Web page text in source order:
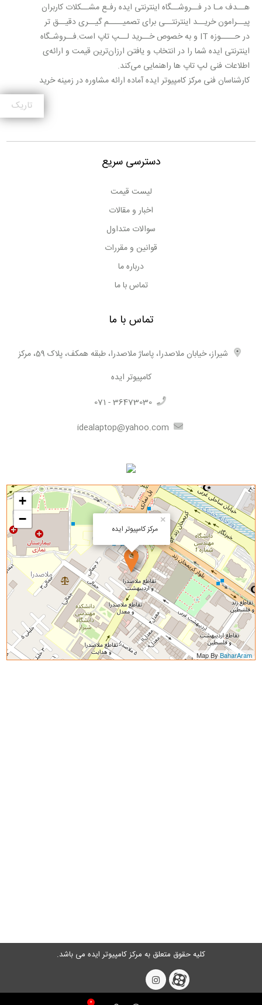
0
هــدف مـا در فــروشــگاه اینترنتی ایده رفـع مشــکلات کاربران
پیــرامون خریــد اینترنتــی برای تصمیــــم گیــری دقیــق تر
در حــــوزه IT و به خصوص خــرید لــپ تاپ است.فــروشـگاه
اینترنتی ایده شما را در انتخاب و یافتن ارزان‌ترین قیمت و ارائه‌ی
اطلاعات فنی لپ تاپ ها راهنمایی می‌کند.
کارشناسان فنی مرکز کامپیوتر ایده آماده ارائه مشاوره در زمینه خرید
لپ تاپ با کاربری های مختلف عمومی، فنی مهندسی، طراحی، بازی
تخصصی بررسی می‌شوند تا شما کاربران بتوانید با اطلاعات دقیق‌تر
توانید با دنبال کردن پیج اینستاگرام مرکز کامپیوتر ایده به آدرس
روزترین محصولات در حوزه IT را مشاهده و از اطلاعات دقیق و
بخش محصولات فروشگاه اینترنتی ایده مرجعی برای اطلاع از
قیمت روز لپ تاپ ، مقایسه مشخصات فنی و بحث و تبادل‌ نظر در
دسترسی سریع
لیست قیمت
اخبار و مقالات
سوالات متداول
قوانین و مقررات
درباره ما
تماس با ما
تماس با ما
شیراز، خیابان ملاصدرا، پاساژ ملاصدرا، طبقه همکف، پلاک 59، مرکز
کامپیوتر ایده
071 - 36473030
idealaptop@yahoo.com
مرکز کامپیوتر ایده
×
+
−
Map ByBaharAram
کلیه حقوق متعلق به مرکز کامپیوتر ایده می باشد.
تاریک